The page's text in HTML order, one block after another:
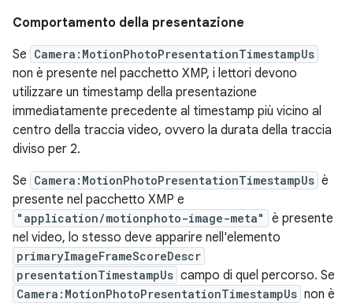
Comportamento della presentazione
Se Camera:MotionPhotoPresentationTimestampUs
non è presente nel pacchetto XMP, i lettori devono
utilizzare un timestamp della presentazione
immediatamente precedente al timestamp più vicino al
centro della traccia video, ovvero la durata della traccia
diviso per 2.
Se Camera:MotionPhotoPresentationTimestampUs è
presente nel pacchetto XMP e
"application/motionphoto-image-meta"
è presente
nel video, lo stesso deve apparire nell'elemento
primaryImageFrameScoreDescr
presentationTimestampUs campo di quel percorso. Se
Camera:MotionPhotoPresentationTimestampUs non è